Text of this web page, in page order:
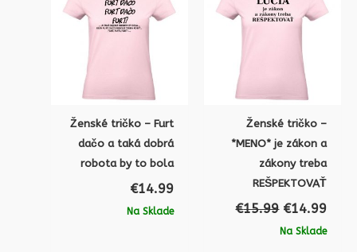
Ženské tričko – Furt
dačo a taká dobrá
robota by to bola
€14.99
Na Sklade
Ženské tričko –
*MENO* je zákon a
zákony treba
REŠPEKTOVAŤ
€15.99
bola:
€15.99.
€14.99
je:
Na Sklade